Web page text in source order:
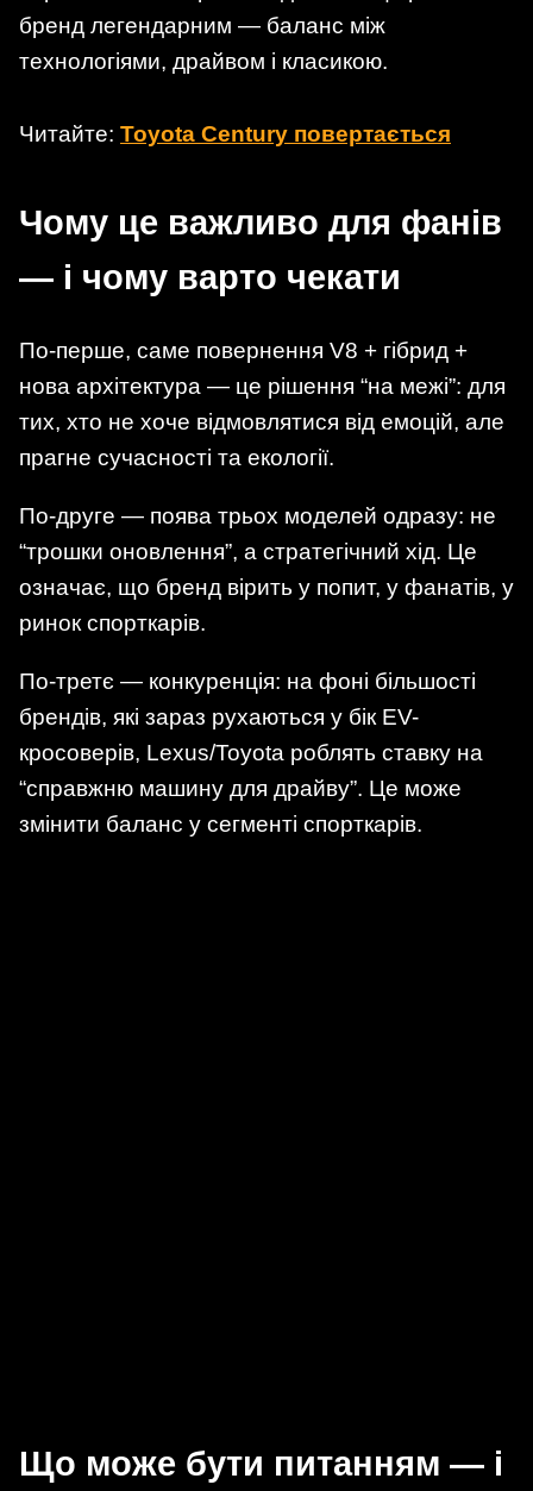
бренд легендарним — баланс між
технологіями, драйвом і класикою.
Читайте: Toyota Century повертається
Чому це важливо для фанів
— і чому варто чекати
По-перше, саме повернення V8 + гібрид +
нова архітектура — це рішення “на межі”: для
тих, хто не хоче відмовлятися від емоцій, але
прагне сучасності та екології.
По-друге — поява трьох моделей одразу: не
“трошки оновлення”, а стратегічний хід. Це
означає, що бренд вірить у попит, у фанатів, у
ринок спорткарів.
По-третє — конкуренція: на фоні більшості
брендів, які зараз рухаються у бік EV-
кросоверів, Lexus/Toyota роблять ставку на
“справжню машину для драйву”. Це може
змінити баланс у сегменті спорткарів.
Що може бути питанням — і